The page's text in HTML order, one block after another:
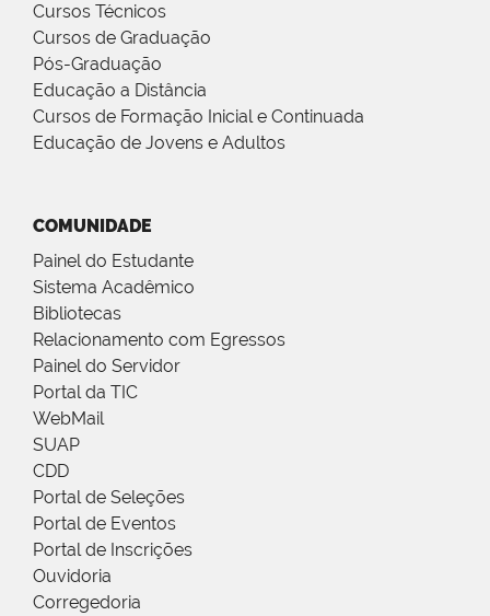
Cursos Técnicos
Cursos de Graduação
Pós-Graduação
Educação a Distância
Cursos de Formação Inicial e Continuada
Educação de Jovens e Adultos
COMUNIDADE
Painel do Estudante
Sistema Acadêmico
Bibliotecas
Relacionamento com Egressos
Painel do Servidor
Portal da TIC
WebMail
SUAP
CDD
Portal de Seleções
Portal de Eventos
Portal de Inscrições
Ouvidoria
Corregedoria